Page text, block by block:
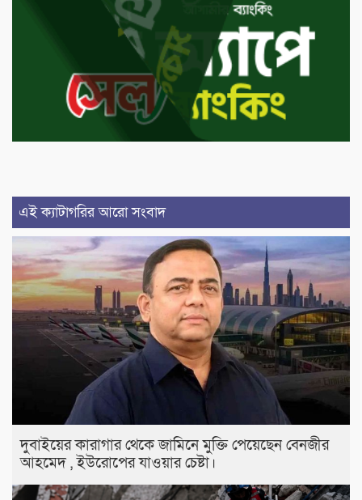
এই ক্যাটাগরির আরো সংবাদ
দুবাইয়ের কারাগার থেকে জামিনে মুক্তি পেয়েছেন বেনজীর
আহমেদ , ইউরোপের যাওয়ার চেষ্টা।